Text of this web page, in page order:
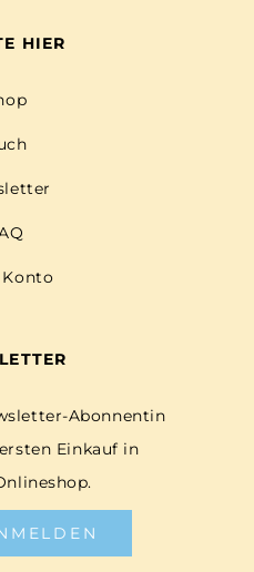
HIER
Konto
Abonnentin
Einkauf in